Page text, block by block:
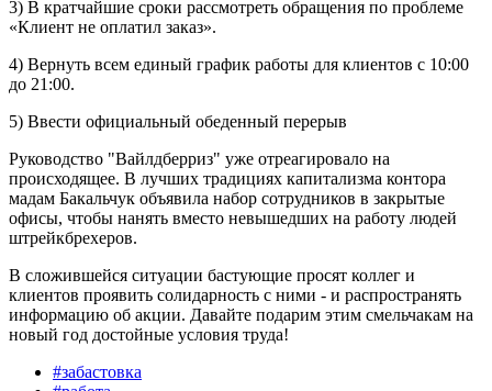
3) В кратчайшие сроки рассмотреть обращения по проблеме
«Клиент не оплатил заказ».
4) Вернуть всем единый график работы для клиентов с 10:00
до 21:00.
5) Ввести официальный обеденный перерыв
Руководство "Вайлдберриз" уже отреагировало на
происходящее. В лучших традициях капитализма контора
мадам Бакальчук объявила набор сотрудников в закрытые
офисы, чтобы нанять вместо невышедших на работу людей
штрейкбрехеров.
В сложившейся ситуации бастующие просят коллег и
клиентов проявить солидарность с ними - и распространять
информацию об акции. Давайте подарим этим смельчакам на
новый год достойные условия труда!
#забастовка